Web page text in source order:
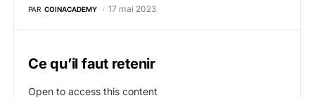
PAR COINACADEMY 17 mai 2023
Ce qu’il faut retenir
Open to access this content